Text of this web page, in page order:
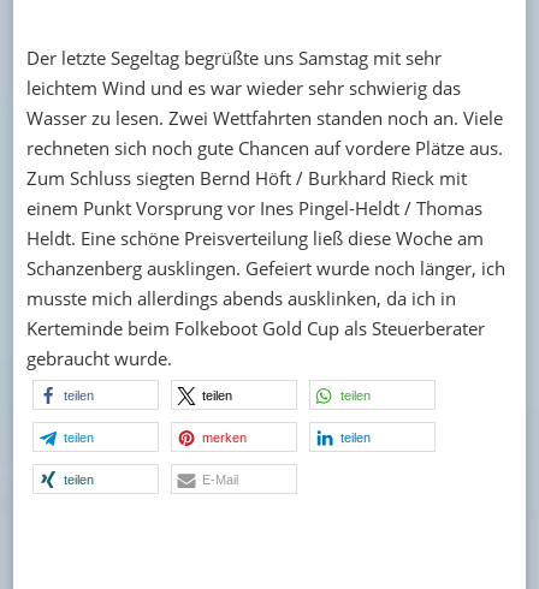
Der letzte Segeltag begrüßte uns Samstag mit sehr
leichtem Wind und es war wieder sehr schwierig das
Wasser zu lesen. Zwei Wettfahrten standen noch an. Viele
rechneten sich noch gute Chancen auf vordere Plätze aus.
Zum Schluss siegten Bernd Höft / Burkhard Rieck mit
einem Punkt Vorsprung vor Ines Pingel-Heldt / Thomas
Heldt. Eine schöne Preisverteilung ließ diese Woche am
Schanzenberg ausklingen. Gefeiert wurde noch länger, ich
musste mich allerdings abends ausklinken, da ich in
Kerteminde beim Folkeboot Gold Cup als Steuerberater
gebraucht wurde.
teilen teilen teilen
teilen merken teilen
teilen E-Mail